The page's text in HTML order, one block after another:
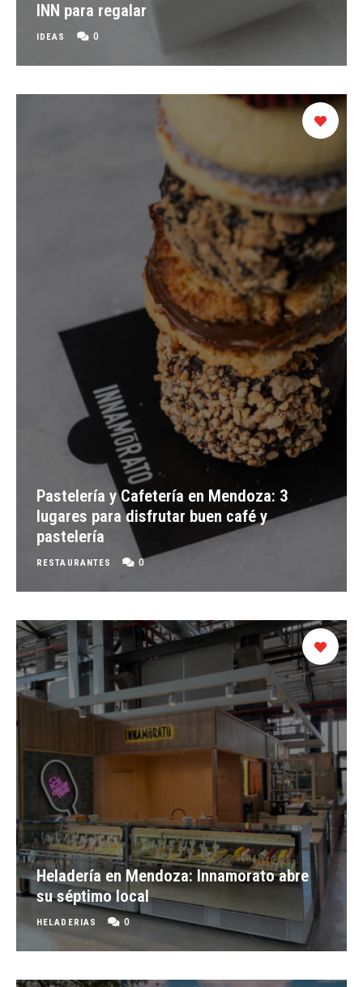
INN para regalar
IDEAS 0
Pastelería y Cafetería en Mendoza: 3
lugares para disfrutar buen café y
pastelería
RESTAURANTES 0
Heladería en Mendoza: Innamorato abre
su séptimo local
HELADERIAS 0